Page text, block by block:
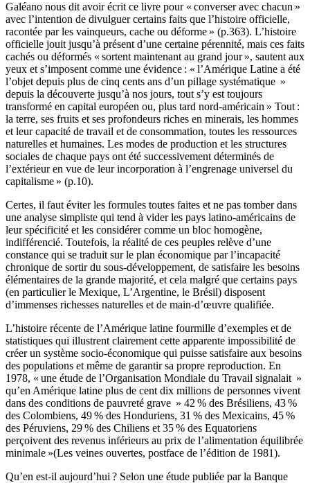
Galéano nous dit avoir écrit ce livre pour « converser avec chacun »
avec l’intention de divulguer certains faits que l’histoire officielle,
racontée par les vainqueurs, cache ou déforme » (p.363). L’histoire
officielle jouit jusqu’à présent d’une certaine pérennité, mais ces faits
cachés ou déformés « sortent maintenant au grand jour », sautent aux
yeux et s’imposent comme une évidence : « l’Amérique Latine a été
l’objet depuis plus de cinq cents ans d’un pillage systématique »
depuis la découverte jusqu’à nos jours, tout s’y est toujours
transformé en capital européen ou, plus tard nord-américain » Tout :
la terre, ses fruits et ses profondeurs riches en minerais, les hommes
et leur capacité de travail et de consommation, toutes les ressources
naturelles et humaines. Les modes de production et les structures
sociales de chaque pays ont été successivement déterminés de
l’extérieur en vue de leur incorporation à l’engrenage universel du
capitalisme » (p.10).
Certes, il faut éviter les formules toutes faites et ne pas tomber dans
une analyse simpliste qui tend à vider les pays latino-américains de
leur spécificité et les considérer comme un bloc homogène,
indifférencié. Toutefois, la réalité de ces peuples relève d’une
constance qui se traduit sur le plan économique par l’incapacité
chronique de sortir du sous-développement, de satisfaire les besoins
élémentaires de la grande majorité, et cela malgré que certains pays
(en particulier le Mexique, L’Argentine, le Brésil) disposent
d’immenses richesses naturelles et de main-d’œuvre qualifiée.
L’histoire récente de l’Amérique latine fourmille d’exemples et de
statistiques qui illustrent clairement cette apparente impossibilité de
créer un système socio-économique qui puisse satisfaire aux besoins
des populations et même de garantir sa propre reproduction. En
1978, « une étude de l’Organisation Mondiale du Travail signalait »
qu’en Amérique latine plus de cent dix millions de personnes vivent
dans des conditions de pauvreté grave » 42 % des Brésiliens, 43 %
des Colombiens, 49 % des Honduriens, 31 % des Mexicains, 45 %
des Péruviens, 29 % des Chiliens et 35 % des Equatoriens
perçoivent des revenus inférieurs au prix de l’alimentation équilibrée
minimale »(Les veines ouvertes, postface de l’édition de 1981).
Qu’en est-il aujourd’hui ? Selon une étude publiée par la Banque